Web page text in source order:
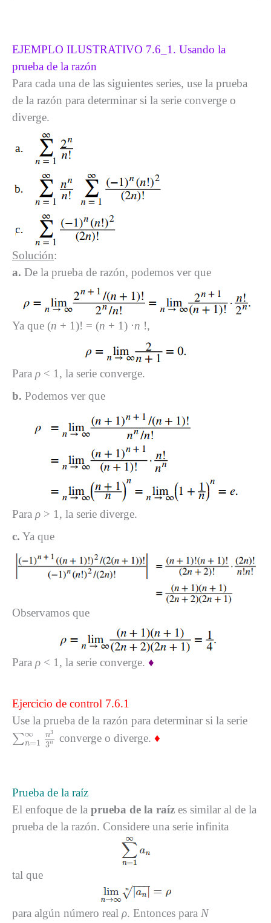
EJEMPLO ILUSTRATIVO 7.6_1. Usando la
prueba de la razón
Para cada una de las siguientes series, use la prueba
de la razón para determinar si la serie converge o
diverge.
Solución:
a. De la prueba de razón, podemos ver que
Ya que (n + 1)! = (n + 1) ⋅n !,
Para ρ < 1, la serie converge.
b. Podemos ver que
Para ρ > 1, la serie diverge.
c. Ya que
Observamos que
Para ρ < 1, la serie converge. ♦
Ejercicio de control 7.6.1
Use la prueba de la razón para determinar si la serie
∑∞
n=1
n3
3n
∑n= ∞n
converge o diverge. ♦
Prueba de la raíz
El enfoque de la prueba de la raíz es similar al de la
prueba de la razón. Considere una serie infinita
tal que
para algún número real ρ. Entonces para N